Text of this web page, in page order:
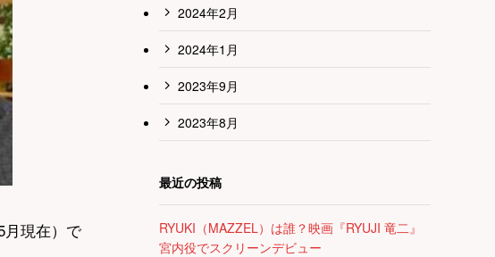
月現在）で
2024年2月
2024年1月
2023年9月
2023年8月
最近の投稿
RYUKI（MAZZEL）は誰？映画『RYUJI 竜二』
宮内役でスクリーンデビュー